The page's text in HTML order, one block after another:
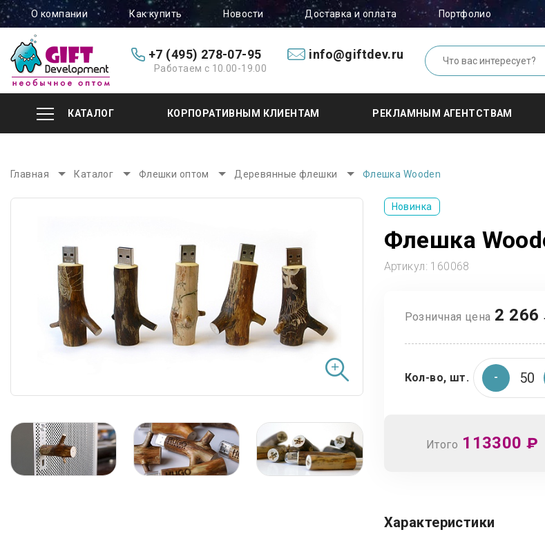
О компании Как купить Новости Доставка и оплата Портфолио
+7 (495) 278-07-95
Работаем с 10.00-19.00
info@giftdev.ru
КАТАЛОГ КОРПОРАТИВНЫМ КЛИЕНТАМ РЕКЛАМНЫМ АГЕНТСТВАМ
Главная Каталог Флешки оптом Деревянные флешки Флешка Wooden
Новинка
Флешка
Артикул: 160068
Розничная цена 2 266
Кол-во, шт.
Итого 113300 ₽
Характеристики